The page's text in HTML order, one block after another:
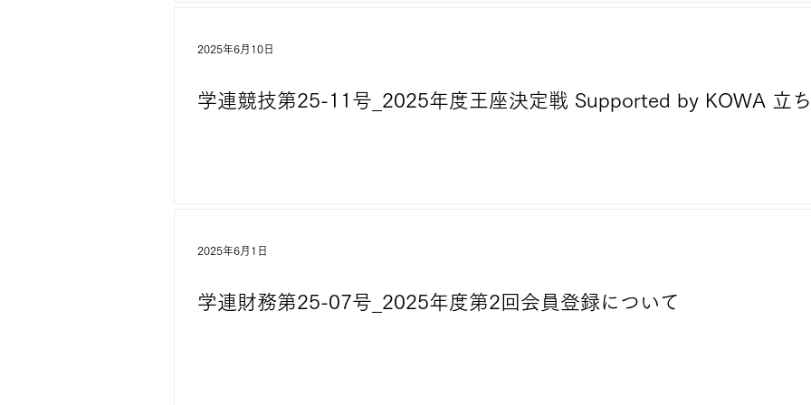
学連競技第25-11号_2025年度王座決定戦 Supported by KOWA 立ち
2025年6月10日
学連財務第25-07号_2025年度第2回会員登録について
2025年6月1日